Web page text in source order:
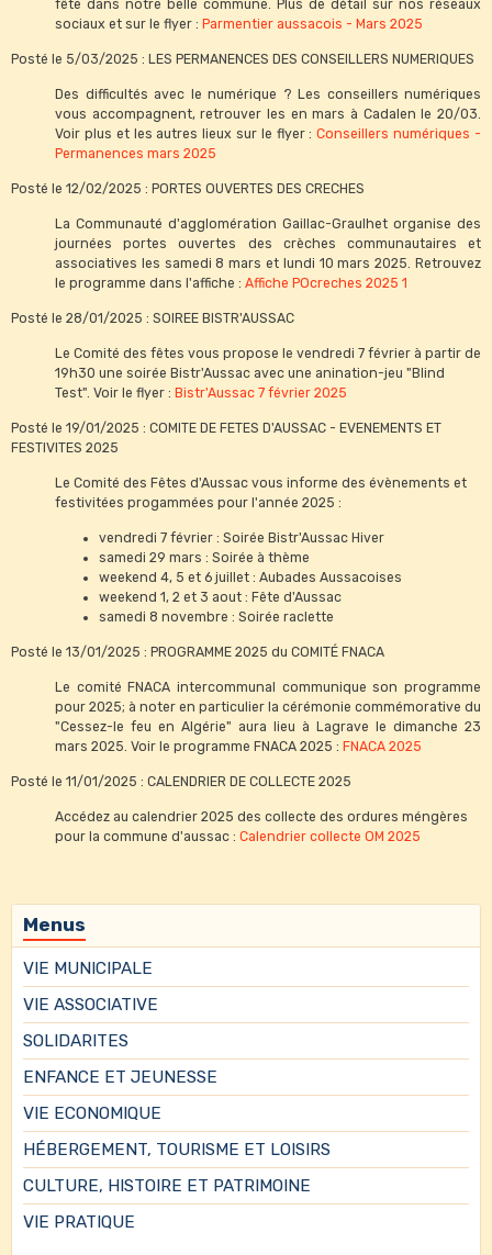
fête dans notre belle commune. Plus de détail sur nos réseaux
sociaux et sur le flyer : Parmentier aussacois - Mars 2025
Posté le 5/03/2025 : LES PERMANENCES DES CONSEILLERS NUMERIQUES
Des difficultés avec le numérique ? Les conseillers numériques
vous accompagnent, retrouver les en mars à Cadalen le 20/03.
Voir plus et les autres lieux sur le flyer :Conseillers numériques -
Permanences mars 2025
Posté le 12/02/2025 : PORTES OUVERTES DES CRECHES
La Communauté d'agglomération Gaillac-Graulhet organise des
journées portes ouvertes des crèches communautaires et
associatives les samedi 8 mars et lundi 10 mars 2025. Retrouvez
le programme dans l'affiche : Affiche POcreches 2025 1
Posté le 28/01/2025 : SOIREE BISTR'AUSSAC
Le Comité des fêtes vous propose le vendredi 7 février à partir de
19h30 une soirée Bistr'Aussac avec une anination-jeu "Blind
Test". Voir le flyer : Bistr'Aussac 7 février 2025
Posté le 19/01/2025 : COMITE DE FETES D'AUSSAC - EVENEMENTS ET
FESTIVITES 2025
Le Comité des Fêtes d'Aussac vous informe des évènements et
festivitées progammées pour l'année 2025 :
vendredi 7 février : Soirée Bistr'Aussac Hiver
samedi 29 mars : Soirée à thème
weekend 4, 5 et 6 juillet : Aubades Aussacoises
weekend 1, 2 et 3 aout : Fête d'Aussac
samedi 8 novembre : Soirée raclette
Posté le 13/01/2025 : PROGRAMME 2025 du COMITÉ FNACA
Le comité FNACA intercommunal communique son programme
pour 2025; à noter en particulier la cérémonie commémorative du
"Cessez-le feu en Algérie" aura lieu à Lagrave le dimanche 23
mars 2025. Voir le programme FNACA 2025 : FNACA 2025
Posté le 11/01/2025 : CALENDRIER DE COLLECTE 2025
Accédez au calendrier 2025 des collecte des ordures méngères
pour la commune d'aussac : Calendrier collecte OM 2025
Menus
VIE MUNICIPALE
VIE ASSOCIATIVE
SOLIDARITES
ENFANCE ET JEUNESSE
VIE ECONOMIQUE
HÉBERGEMENT, TOURISME ET LOISIRS
CULTURE, HISTOIRE ET PATRIMOINE
VIE PRATIQUE